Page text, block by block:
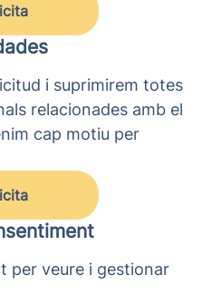
i suprimirem totes
relacionades amb el
cap motiu per
per veure i gestionar